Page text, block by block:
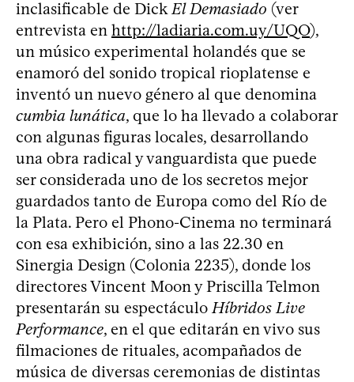
inclasificable de DickEl Demasiado (ver
entrevista en http://ladiaria.com.uy/UQO),
un músico experimental holandés que se
enamoró del sonido tropical rioplatense e
inventó un nuevo género al que denomina
cumbia lunática, que lo ha llevado a colaborar
con algunas figuras locales, desarrollando
una obra radical y vanguardista que puede
ser considerada uno de los secretos mejor
guardados tanto de Europa como del Río de
la Plata. Pero el Phono-Cinema no terminará
con esa exhibición, sino a las 22.30 en
Sinergia Design (Colonia 2235), donde los
directores Vincent Moon y Priscilla Telmon
presentarán su espectáculoHíbridos Live
Performance, en el que editarán en vivo sus
filmaciones de rituales, acompañados de
música de diversas ceremonias de distintas